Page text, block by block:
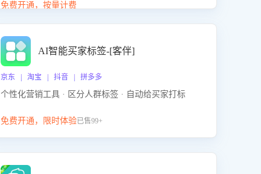
因，并输出可落地的改进建议，通过挖掘用户痛点驱
免费开通，按量计费
AI智能买家标签-[客伴]
京东 | 淘宝 | 抖音 | 拼多多
个性化营销工具 · 区分人群标签 · 自动给买家打标
免费开通，限时体验已售99+